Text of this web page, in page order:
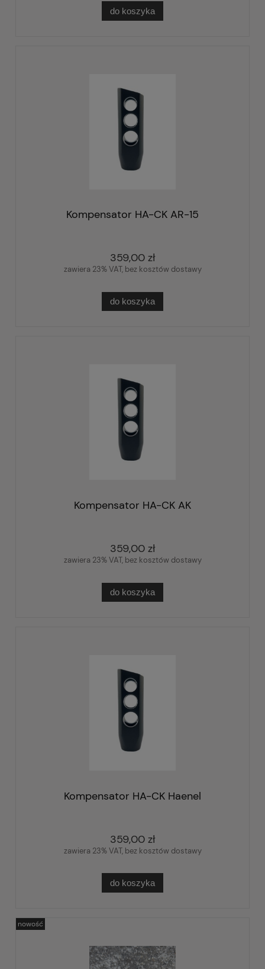
do koszyka
Kompensator HA-CK AR-15
359,00 zł
zawiera 23% VAT, bez kosztów dostawy
do koszyka
Kompensator HA-CK AK
359,00 zł
zawiera 23% VAT, bez kosztów dostawy
do koszyka
Kompensator HA-CK Haenel
359,00 zł
zawiera 23% VAT, bez kosztów dostawy
do koszyka
nowość